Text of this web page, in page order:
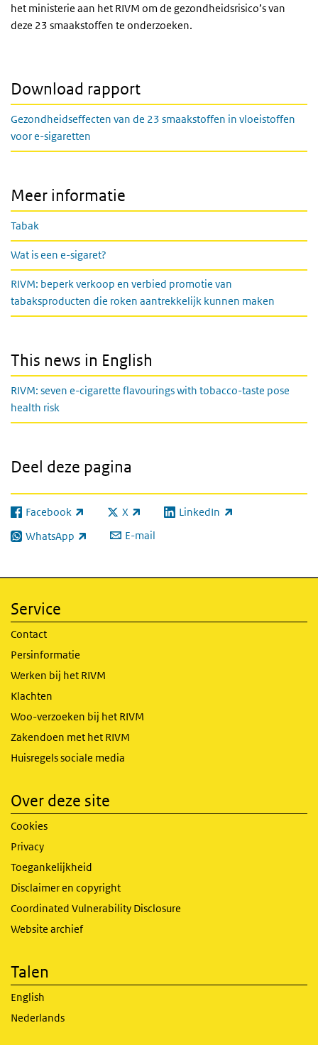
het ministerie aan het RIVM om de gezondheidsrisico’s van
deze 23 smaakstoffen te onderzoeken.
Download rapport
Gezondheidseffecten van de 23 smaakstoffen in vloeistoffen
voor e-sigaretten
Meer informatie
Tabak
Wat is een e-sigaret?
RIVM: beperk verkoop en verbied promotie van
tabaksproducten die roken aantrekkelijk kunnen maken
This news in English
RIVM: seven e-cigarette flavourings with tobacco-taste pose
health risk
Deel deze pagina
Facebook
(externe link) X
(externe link) LinkedIn
(externe link)
WhatsApp
(externe link) E-mail
Service
Contact
Persinformatie
Werken bij het RIVM
Klachten
Woo-verzoeken bij het RIVM
Zakendoen met het RIVM
Huisregels sociale media
Over deze site
Cookies
Privacy
Toegankelijkheid
Disclaimer en copyright
Coordinated Vulnerability Disclosure
Website archief
Talen
English
Nederlands